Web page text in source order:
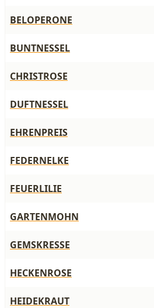
BELOPERONE
BUNTNESSEL
CHRISTROSE
DUFTNESSEL
EHRENPREIS
FEDERNELKE
FEUERLILIE
GARTENMOHN
GEMSKRESSE
HECKENROSE
HEIDEKRAUT